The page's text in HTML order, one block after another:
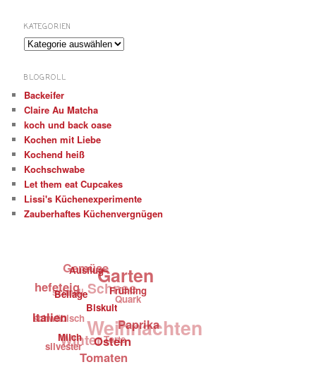
KATEGORIEN
K
e
g
o
r
i
e
n
BLOGROLL
Backeifer
Claire Au Matcha
koch und back oase
Kochen mit Liebe
Kochend heiß
Kochschwabe
Let them eat Cupcakes
Lissi's Küchenexperimente
Zauberhaftes Küchenvergnügen
Ausflug
Beilage
Biskuit
Frühling
Garten
Gemüse
hefeteig
Italien
Milch Ostern
Paprika
Quark
Schnee
schnell
schwäbisch
silvester
Tomaten
Torte
Weihnachten
Winter